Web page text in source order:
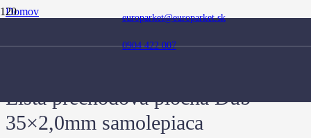
europarket@europarket.sk
0904 422 007
Domov
Prechodové lišty
Lišta prechodová plochá Dub
35×2,0mm samolepiaca